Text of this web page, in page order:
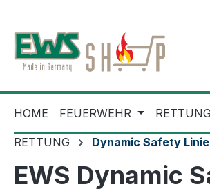
HOME FEUERWEHR
RETTUNG Dynamic Safety Linie
EWS Dynamic